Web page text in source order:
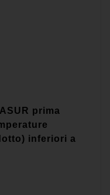
prima
inferiori a